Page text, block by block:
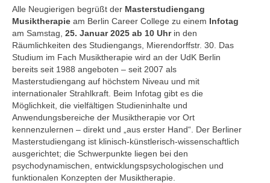
Alle Neugierigen begrüßt der Masterstudiengang
Musiktherapie am Berlin Career College zu einem Infotag
am Samstag, 25. Januar 2025 ab 10 Uhrin den
Räumlichkeiten des Studiengangs, Mierendorffstr. 30. Das
Studium im Fach Musiktherapie wird an der UdK Berlin
bereits seit 1988 angeboten – seit 2007 als
Masterstudiengang auf höchstem Niveau und mit
internationaler Strahlkraft. Beim Infotag gibt es die
Möglichkeit, die vielfältigen Studieninhalte und
Anwendungsbereiche der Musiktherapie vor Ort
kennenzulernen – direkt und „aus erster Hand“. Der Berliner
Masterstudiengang ist klinisch-künstlerisch-wissenschaftlich
ausgerichtet; die Schwerpunkte liegen bei den
psychodynamischen, entwicklungspsychologischen und
funktionalen Konzepten der Musiktherapie.